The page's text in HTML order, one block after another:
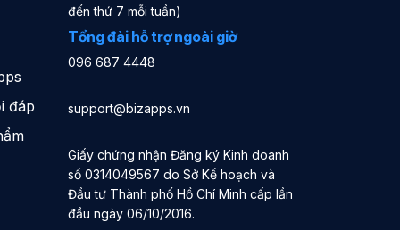
đáp
đến thứ 7 mỗi tuần)
Tổng đài hỗ trợ ngoài giờ
096 687 4448
support@bizapps.vn
Giấy chứng nhận Đăng ký Kinh doanh
số 0314049567 do Sở Kế hoạch và
Đầu tư Thành phố Hồ Chí Minh cấp lần
đầu ngày 06/10/2016.